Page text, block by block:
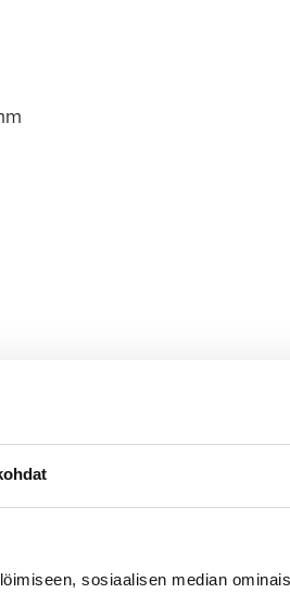
sosiaalisen median